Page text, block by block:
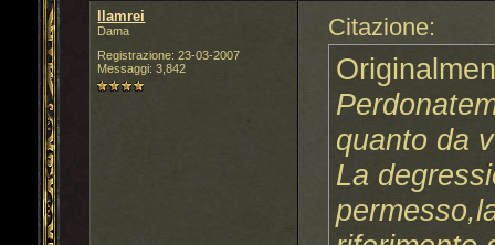
llamrei
Dama
Registrazione: 23-03-2007
Messaggi: 3,842
Citazione:
quanto da
La